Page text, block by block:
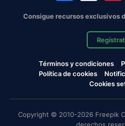
Consigue recursos exclusivos
Términos y condiciones
Política de cookies
Cookies
Copyright © 2010-2026 Freepik